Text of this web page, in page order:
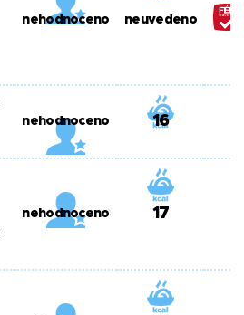
nehodnoceno neuvedeno
nehodnoceno 16
nehodnoceno 17